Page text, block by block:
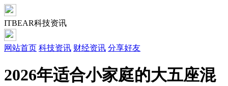
ITBEAR科技资讯
网站首页 科技资讯 财经资讯 分享好友
2026年适合小家庭的大五座混